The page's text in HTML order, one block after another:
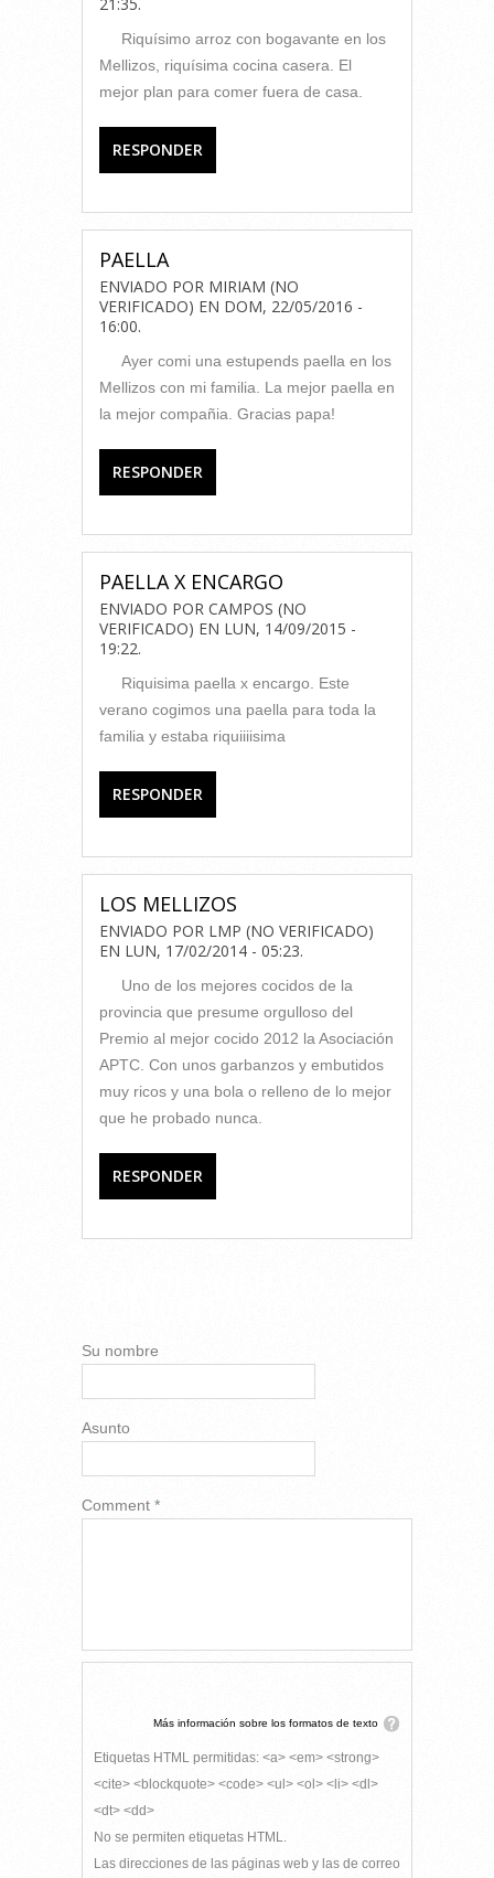
Riquísimo arroz con bogavante en los
Mellizos, riquísima cocina casera. El
mejor plan para comer fuera de casa.
RESPONDER
PAELLA
ENVIADO POR MIRIAM (NO
VERIFICADO) EN DOM, 22/05/2016 -
16:00.
Ayer comi una estupends paella en los
Mellizos con mi familia. La mejor paella en
la mejor compañia. Gracias papa!
RESPONDER
PAELLA X ENCARGO
ENVIADO POR CAMPOS (NO
VERIFICADO) EN LUN, 14/09/2015 -
19:22.
Riquisima paella x encargo. Este
verano cogimos una paella para toda la
familia y estaba riquiiiisima
RESPONDER
LOS MELLIZOS
ENVIADO POR LMP (NO VERIFICADO)
EN LUN, 17/02/2014 - 05:23.
Uno de los mejores cocidos de la
provincia que presume orgulloso del
Premio al mejor cocido 2012 la Asociación
APTC. Con unos garbanzos y embutidos
muy ricos y una bola o relleno de lo mejor
que he probado nunca.
RESPONDER
Su nombre
Asunto
Comment *
Más información sobre los formatos de texto
Etiquetas HTML permitidas: <a> <em> <strong>
<cite> <blockquote> <code> <ul> <ol> <li> <dl>
<dt> <dd>
No se permiten etiquetas HTML.
Las direcciones de las páginas web y las de correo